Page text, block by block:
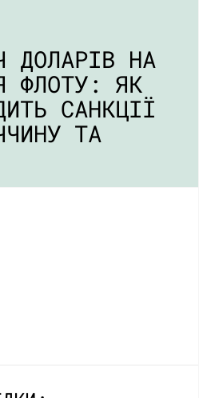
ДОЛАРІВ НА
ФЛОТУ: ЯК
САНКЦІЇ
ТА